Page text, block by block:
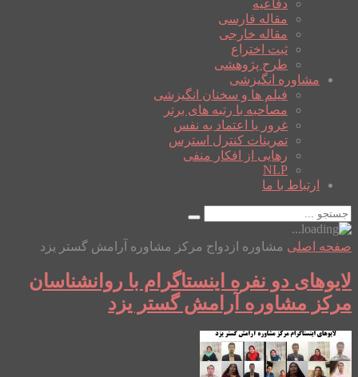
دفاعیه
مقاله فارسی
مقاله خارجی
ثبت اختراع
طرح پژوهشی
مشاوره انگیزشی
فیلم ها و سخنان انگیزشی
مصاحبه با رتبه های برتر
غرور یا اعتماد به نفس
تمرینات کنترل استرس
رهایی از افکار منفی
NLP
ارتباط با ما
صفحه اصلی مشاوره ازدواج مرکز مشاوره آرامش گستر یزد
لایوهای دو نفره اینستاگرام با روانشناسان
مرکز مشاوره آرامش گستر یزد